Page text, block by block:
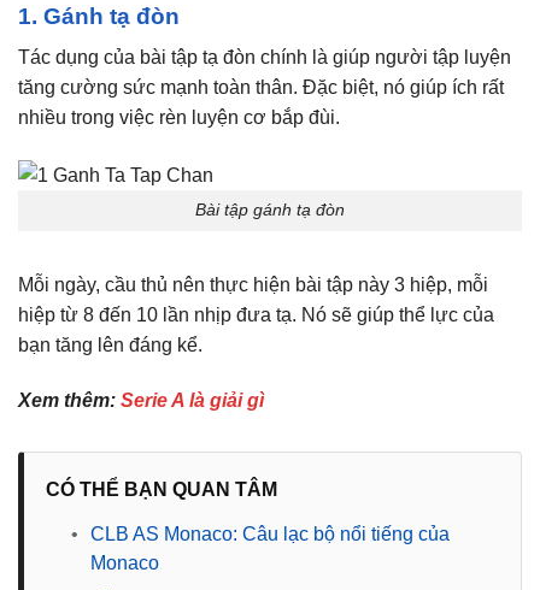
1. Gánh tạ đòn
Tác dụng của bài tập tạ đòn chính là giúp người tập luyện
tăng cường sức mạnh toàn thân. Đặc biệt, nó giúp ích rất
nhiều trong việc rèn luyện cơ bắp đùi.
Bài tập gánh tạ đòn
Mỗi ngày, cầu thủ nên thực hiện bài tập này 3 hiệp, mỗi
hiệp từ 8 đến 10 lần nhịp đưa tạ. Nó sẽ giúp thể lực của
bạn tăng lên đáng kể.
Xem thêm: Serie A là giải gì
CÓ THỂ BẠN QUAN TÂM
•
CLB AS Monaco: Câu lạc bộ nổi tiếng của
Monaco